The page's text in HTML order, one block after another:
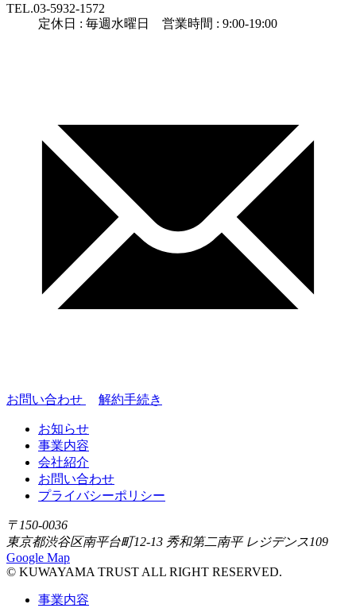
TEL.03-5932-1572
定休日 : 毎週水曜日 営業時間 : 9:00-19:00
お問い合わせ 解約手続き
お知らせ
事業内容
会社紹介
お問い合わせ
プライバシーポリシー
〒150-0036
東京都渋谷区南平台町12-13 秀和第二南平 レジデンス109
Google Map
© KUWAYAMA TRUST ALL RIGHT RESERVED.
事業内容